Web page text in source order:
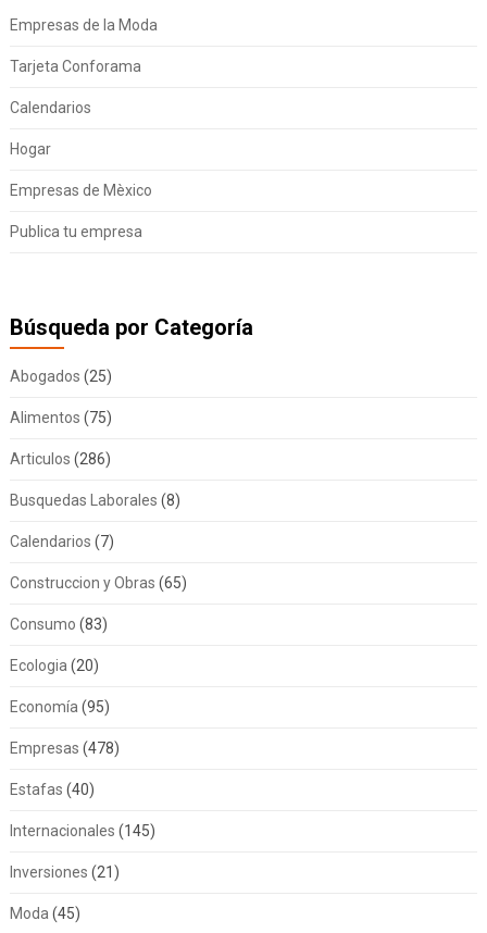
Empresas de la Moda
Tarjeta Conforama
Calendarios
Hogar
Empresas de Mèxico
Publica tu empresa
Búsqueda por Categoría
Abogados (25)
Alimentos (75)
Articulos (286)
Busquedas Laborales (8)
Calendarios (7)
Construccion y Obras (65)
Consumo (83)
Ecologia (20)
Economía (95)
Empresas (478)
Estafas (40)
Internacionales (145)
Inversiones (21)
Moda (45)